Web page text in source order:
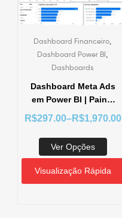
Dashboard Financeiro
Dashboard Power BI
Dashboards
Dashboard Meta Ads
em Power BI | Painel
Profissional para
Facebook Ads e
Instagram Ads
R$297.00–R$1,970.00
Ver Opções
Visualização Rápida